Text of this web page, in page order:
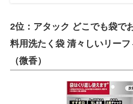
2位：アタック どこでも袋で
料用洗たく袋 清々しいリーフ
（微香）